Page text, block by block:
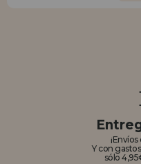
Y con
sólo